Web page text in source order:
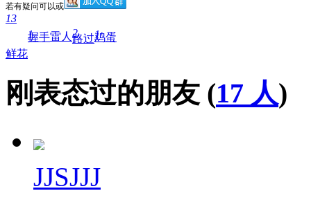
若有疑问可以或
13
鲜花
1
握手雷人 2
路过1
鸡蛋
刚表态过的朋友 (17 人)
JJSJJJ